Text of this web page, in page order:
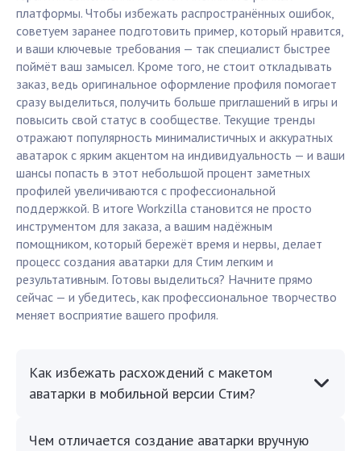
платформы. Чтобы избежать распространённых ошибок,
советуем заранее подготовить пример, который нравится,
и ваши ключевые требования — так специалист быстрее
поймёт ваш замысел. Кроме того, не стоит откладывать
заказ, ведь оригинальное оформление профиля помогает
сразу выделиться, получить больше приглашений в игры и
повысить свой статус в сообществе. Текущие тренды
отражают популярность минималистичных и аккуратных
аватарок с ярким акцентом на индивидуальность — и ваши
шансы попасть в этот небольшой процент заметных
профилей увеличиваются с профессиональной
поддержкой. В итоге Workzilla становится не просто
инструментом для заказа, а вашим надёжным
помощником, который бережёт время и нервы, делает
процесс создания аватарки для Стим легким и
результативным. Готовы выделиться? Начните прямо
сейчас — и убедитесь, как профессиональное творчество
меняет восприятие вашего профиля.
Как избежать расхождений с макетом
аватарки в мобильной версии Стим?
Чем отличается создание аватарки вручную